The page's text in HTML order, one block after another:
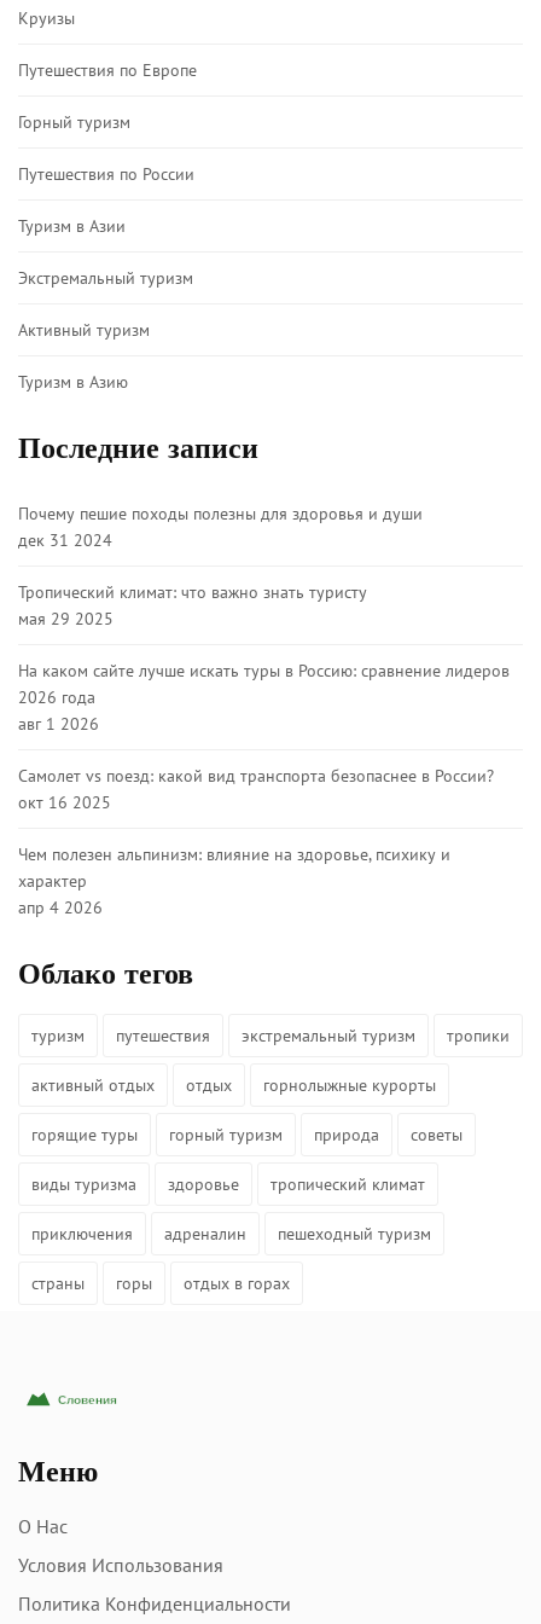
Круизы
Путешествия по Европе
Горный туризм
Путешествия по России
Туризм в Азии
Экстремальный туризм
Активный туризм
Туризм в Азию
Последние записи
Почему пешие походы полезны для здоровья и души
дек 31 2024
Тропический климат: что важно знать туристу
мая 29 2025
На каком сайте лучше искать туры в Россию: сравнение лидеров
2026 года
авг 1 2026
Самолет vs поезд: какой вид транспорта безопаснее в России?
окт 16 2025
Чем полезен альпинизм: влияние на здоровье, психику и
характер
апр 4 2026
Облако тегов
туризм путешествия экстремальный туризм тропики
активный отдых отдых горнолыжные курорты
горящие туры горный туризм природа советы
виды туризма здоровье тропический климат
приключения адреналин пешеходный туризм
страны горы отдых в горах
Меню
О Нас
Условия Использования
Политика Конфиденциальности